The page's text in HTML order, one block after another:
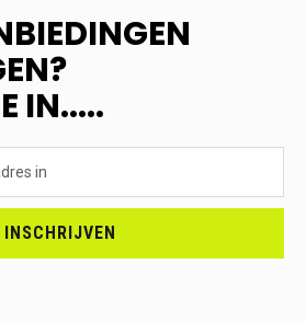
IN.....
INSCHRIJVEN